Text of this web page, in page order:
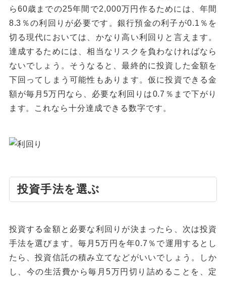
ら60歳までの25年間で2,000万円作るためには、年間
8.3％の利回りが必要です。銀行預金の利子が0.1％を
切る現代においては、かなり高い利回りと言えます。
達成するためには、相当なリスクを負わなければなら
ないでしょう。そうなると、最終的に投資した金額を
下回ってしまう可能性もあります。仮に投資できる金
額が毎月5万円なら、必要な利回りは0.7％まで下がり
ます。これなら十分達成できる数字です。
投資手法を選ぶ
投資する金額と必要な利回りが決まったら、次は投資
手法を選びます。毎月5万円を年0.7％で運用するとし
たら、投資信託の積み立てなどがいいでしょう。しか
し、今の生活費から毎月5万円切り詰めることを、定